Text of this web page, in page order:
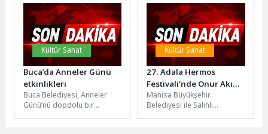
çalışmalarını hız...
yolculuğunda yanlarında...
Kültür Sanat
Buca’da Anneler Günü
etkinlikleri
Buca Belediyesi, Anneler
Günü’nü dopdolu bir
Kültür Sanat
27. Adala Hermos
Festivali’nde Onur Akın
Rüzgârı Esti
Manisa Büyükşehir
Belediyesi ile Salihli